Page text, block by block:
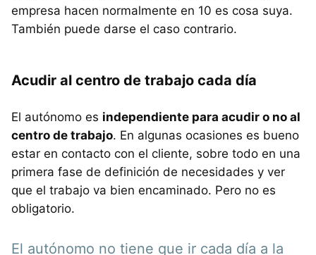
empresa hacen normalmente en 10 es cosa suya.
También puede darse el caso contrario.
Acudir al centro de trabajo cada día
El autónomo es independiente para acudir o no al
centro de trabajo. En algunas ocasiones es bueno
estar en contacto con el cliente, sobre todo en una
primera fase de definición de necesidades y ver
que el trabajo va bien encaminado. Pero no es
obligatorio.
El autónomo no tiene que ir cada día a la